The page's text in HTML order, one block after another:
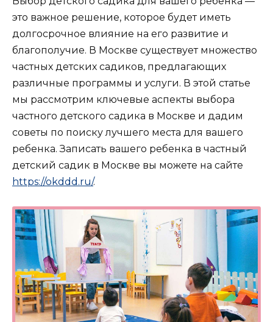
это важное решение, которое будет иметь
долгосрочное влияние на его развитие и
благополучие. В Москве существует множество
частных детских садиков, предлагающих
различные программы и услуги. В этой статье
мы рассмотрим ключевые аспекты выбора
частного детского садика в Москве и дадим
советы по поиску лучшего места для вашего
ребенка. Записать вашего ребенка в частный
детский садик в Москве вы можете на сайте
https://okddd.ru/.